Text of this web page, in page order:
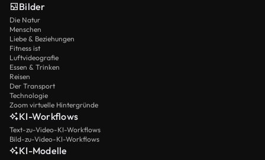
Bilder
Die Natur
Menschen
Liebe & Beziehungen
Fitness ist
Luftvideografie
Essen & Trinken
Reisen
Der Transport
Technologie
Zoom virtuelle Hintergründe
KI-Workflows
Text-zu-Video-KI-Workflows
Bild-zu-Video-KI-Workflows
KI-Modelle